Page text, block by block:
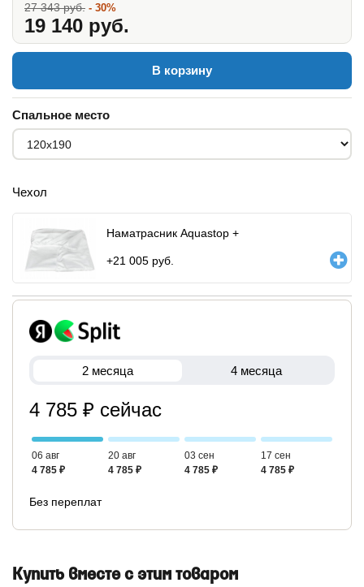
27 343 руб. - 30%
19 140 руб.
В корзину
Спальное место
Чехол
Наматрасник Aquastop +
+21 005 руб.
2 месяца 4 месяца
4 785 ₽ сейчас
06 авг
4 785 ₽
20 авг
4 785 ₽
03 сен
4 785 ₽
17 сен
4 785 ₽
Без переплат
Купить вместе с этим товаром